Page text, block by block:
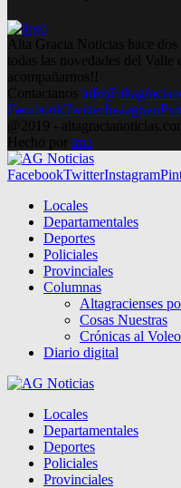
Alta Gracia Noticias hace
todas las novedades del Valle
acompañarnos!!
Contactanos
FacebookTwitterInstagram
@2019 -
Hecho por lma
FacebookTwitterInstagram
Locales
Departamentales
Deportes
Policiales
Provinciales
Columnas
Altagracienses
Cosas Nuestras
Crónicas al Voleo
Diario digital
Locales
Departamentales
Deportes
Policiales
Provinciales